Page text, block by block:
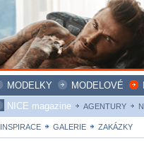
MODELKY MODELOVÉ
NICE magazine
AGENTURY
INSPIRACE GALERIE ZAKÁZKY